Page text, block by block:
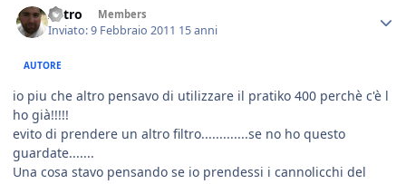
Astro Members
Inviato:9 Febbraio 2011 15 anni
AUTORE
io piu che altro pensavo di utilizzare il pratiko 400 perchè c'è l
ho già!!!!!
evito di prendere un altro filtro.............se no ho questo
guardate.......
Una cosa stavo pensando se io prendessi i cannolicchi del